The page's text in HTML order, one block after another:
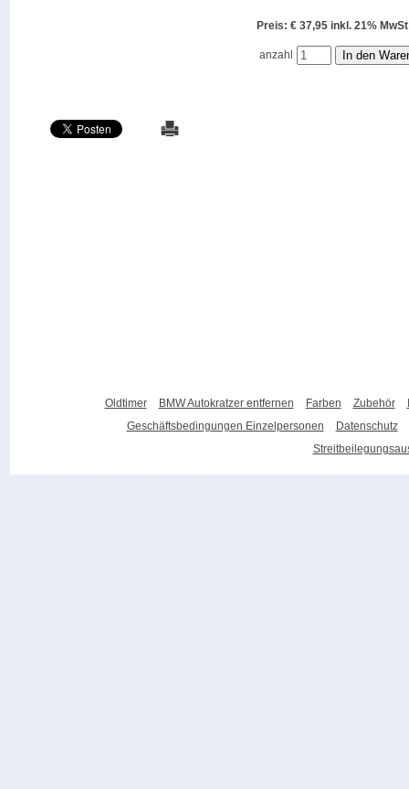
Preis: € 37,95 inkl. 21%
anzahl
Oldtimer BMW Autokratzer entfernen Farben Zubehör
Geschäftsbedingungen Einzelpersonen
Datenschutz